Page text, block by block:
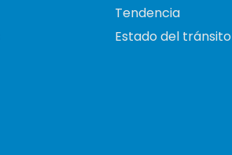
Tendencia
Estado del tránsito